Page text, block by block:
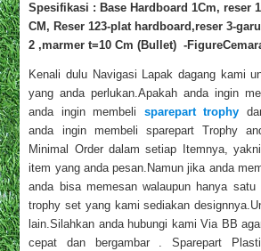
Spesifikasi : Base Hardboard 1Cm, reser
CM, Reser 123-plat hardboard,reser 3-
2 ,marmer t=10 Cm (Bullet) -
Kenali dulu Navigasi Lapak dagang kami
yang anda perlukan.Apakah anda ingin
anda ingin membeli sparepart trophy
anda ingin membeli sparepart Trophy
Minimal Order dalam setiap Itemnya,
item yang anda pesan.Namun jika anda
anda bisa memesan walaupun hanya
trophy set yang kami sediakan
lain.Silahkan anda hubungi kami Via BB
cepat dan bergambar . Sparepart